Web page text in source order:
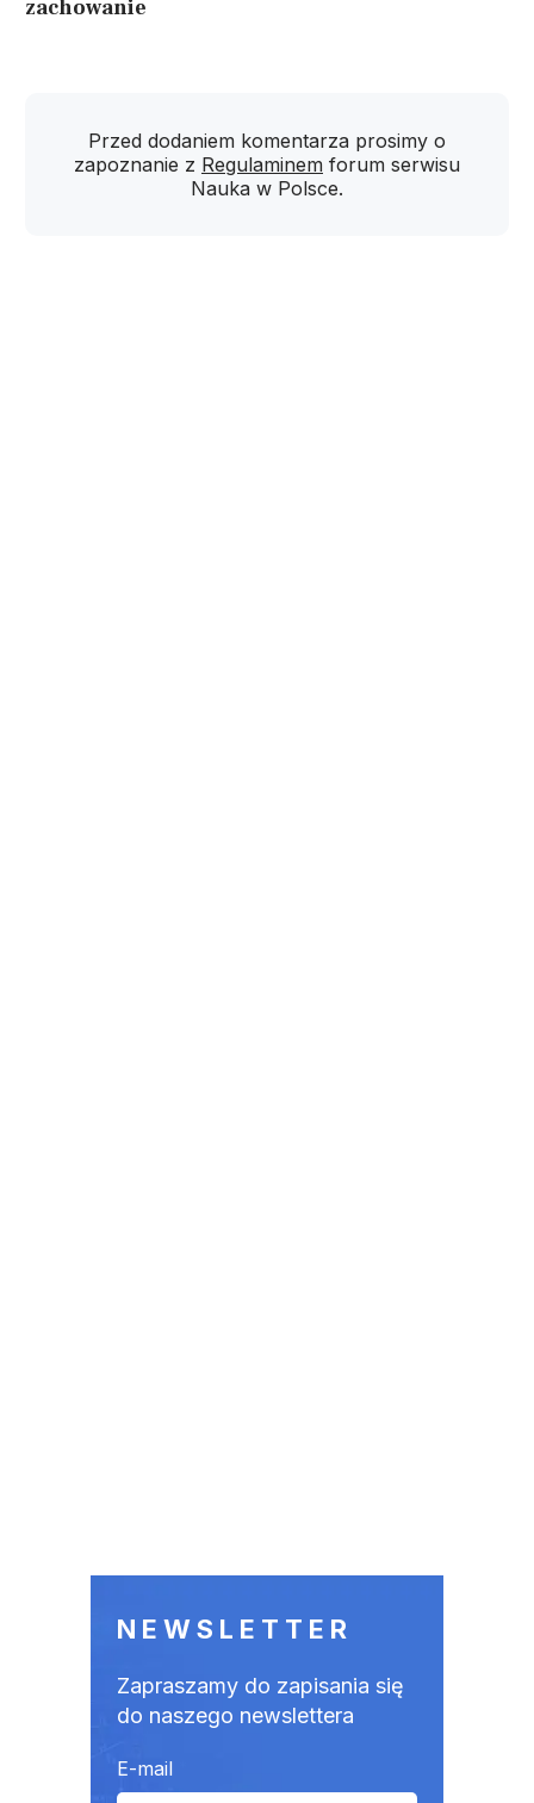
zachowanie
Przed dodaniem komentarza prosimy o
zapoznanie z Regulaminem forum serwisu
Nauka w Polsce.
NEWSLETTER
Zapraszamy do zapisania się
do naszego newslettera
E-mail